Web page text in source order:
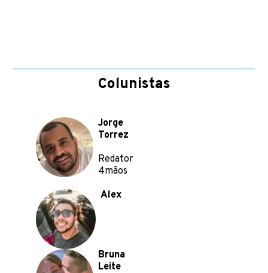
Colunistas
Jorge
Torrez
Redator
4mãos
Alex
Bruna
Leite